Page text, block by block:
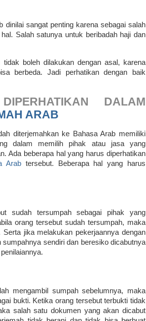
dinilai sangat penting karena sebagai salah
Salah satunya untuk beribadah haji dan
boleh dilakukan dengan asal, karena
berbeda. Jadi perhatikan dengan baik
DALAM
ARAB
diterjemahkan ke Bahasa Arab memiliki
dalam memilih pihak atau jasa yang
Ada beberapa hal yang harus diperhatikan
Arab tersebut. Beberapa hal yang harus
sudah tersumpah sebagai pihak yang
orang tersebut sudah tersumpah, maka
jika melakukan pekerjaannya dengan
sendiri dan beresiko dicabutnya
mengambil sumpah sebelumnya, maka
bukti. Ketika orang tersebut terbukti tidak
salah satu dokumen yang akan dicabut